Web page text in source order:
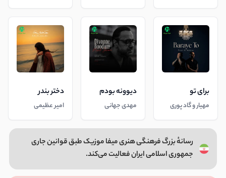
برای تو
مهیار و گاد پوری
دیوونه بودم
مهدی جهانی
دختر بندر
امیر عظیمی
رسانهٔ بزرگ فرهنگی هنری میفا موزیک طبق قوانین جاری
جمهوری اسلامی ایران فعالیت می‌کند.